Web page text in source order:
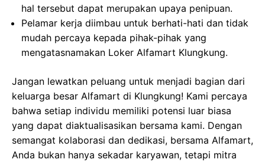
hal tersebut dapat merupakan upaya penipuan.
Pelamar kerja diimbau untuk berhati-hati dan tidak
mudah percaya kepada pihak-pihak yang
mengatasnamakan Loker Alfamart Klungkung.
Jangan lewatkan peluang untuk menjadi bagian dari
keluarga besar Alfamart di Klungkung! Kami percaya
bahwa setiap individu memiliki potensi luar biasa
yang dapat diaktualisasikan bersama kami. Dengan
semangat kolaborasi dan dedikasi, bersama Alfamart,
Anda bukan hanya sekadar karyawan, tetapi mitra